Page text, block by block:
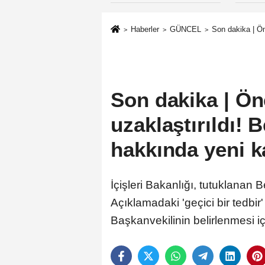
Haberler GÜNCEL Son dakika |
Son dakika |
uzaklaştırıldı!
hakkında yeni
İçişleri Bakanlığı, tutuklanan
Açıklamadaki 'geçici bir
Başkanvekilinin belirlenmesi